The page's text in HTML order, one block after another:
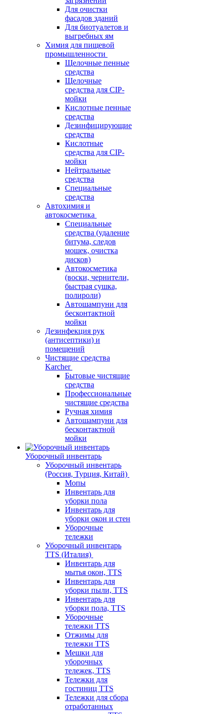
Для очистки
фасадов зданий
Для биотуалетов и
выгребных ям
Химия для пищевой
промышленности
Щелочные пенные
средства
Щелочные
средства для CIP-
мойки
Кислотные пенные
средства
Дезинфицирующие
средства
Кислотные
средства для CIP-
мойки
Нейтральные
средства
Специальные
средства
Автохимия и
автокосметика
Специальные
средства (удаление
битума, следов
мошек, очистка
дисков)
Автокосметика
(воски, чернители,
быстрая сушка,
полироли)
Автошампуни для
бесконтактной
мойки
Дезинфекция рук
(антисептики) и
помещений
Чистящие средства
Karcher
Бытовые чистящие
средства
Профессиональные
чистящие средства
Ручная химия
Автошампуни для
бесконтактной
мойки
Уборочный инвентарь
Уборочный инвентарь
(Россия, Турция, Китай)
Мопы
Инвентарь для
уборки пола
Инвентарь для
уборки окон и стен
Уборочные
тележки
Уборочный инвентарь
TTS (Италия)
Инвентарь для
мытья окон, TTS
Инвентарь для
уборки пыли, TTS
Инвентарь для
уборки пола, TTS
Уборочные
тележки TTS
Отжимы для
тележки TTS
Мешки для
уборочных
тележек, TTS
Тележки для
гостиниц TTS
Тележки для сбора
отработанных